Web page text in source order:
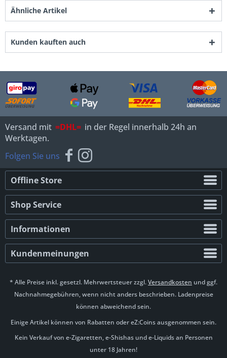
Ähnliche Artikel
Kunden kauften auch
Versand mit =DHL= in der Regel innerhalb 24h an
Werktagen.
Folgen Sie uns
Offline Store
Shop Service
Informationen
Kundenmeinungen
* Alle Preise inkl. gesetzl. Mehrwertsteuer zzgl.Versandkosten und ggf.
Nachnahmegebühren, wenn nicht anders beschrieben. Ladenpreise
können abweichend sein.
Einige Artikel können von Rabatten oder eZ:Coins ausgenommen sein.
Kein Verkauf von e-Zigaretten, e-Shishas und e-Liquids an Personen
unter 18 Jahren!